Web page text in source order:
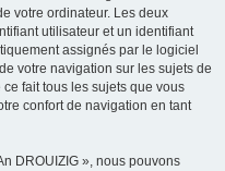
votre ordinateur. Les deux
utilisateur et un identifiant
assignés par le logiciel
votre navigation sur les sujets de
fait tous les sujets que vous
confort de navigation en tant
DROUIZIG », nous pouvons